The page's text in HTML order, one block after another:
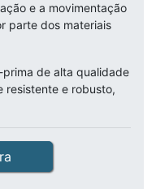
e a movimentação
parte dos materiais
de alta qualidade
resistente e robusto,